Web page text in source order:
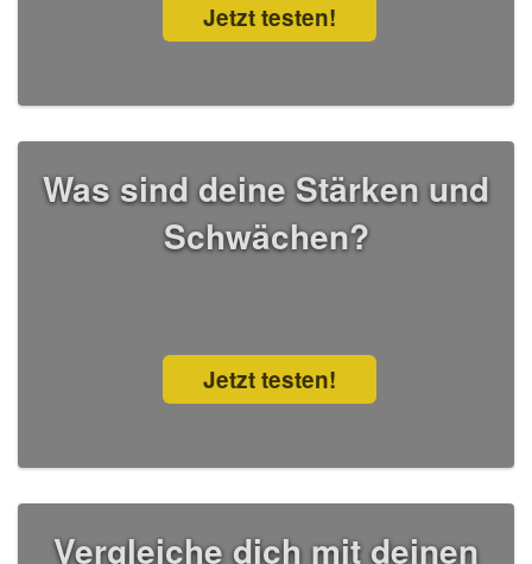
Jetzt testen!
Was sind deine Stärken und
Schwächen?
Jetzt testen!
Vergleiche dich mit deinen